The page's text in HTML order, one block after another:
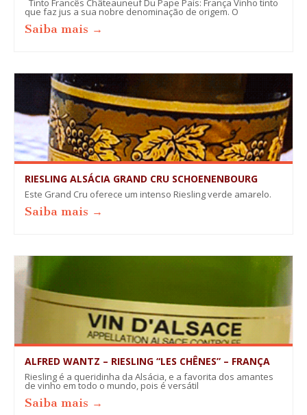
Tinto Francês Châteauneuf Du Pape País: França Vinho tinto
que faz jus a sua nobre denominação de origem. O
Saiba mais →
RIESLING ALSÁCIA GRAND CRU SCHOENENBOURG
Este Grand Cru oferece um intenso Riesling verde amarelo.
Saiba mais →
ALFRED WANTZ – RIESLING “LES CHÊNES” – FRANÇA
Riesling é a queridinha da Alsácia, e a favorita dos amantes
de vinho em todo o mundo, pois é versátil
Saiba mais →